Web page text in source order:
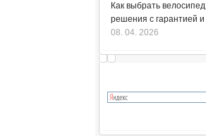
Как выбрать
решения с гарантией и
08. 04. 2026